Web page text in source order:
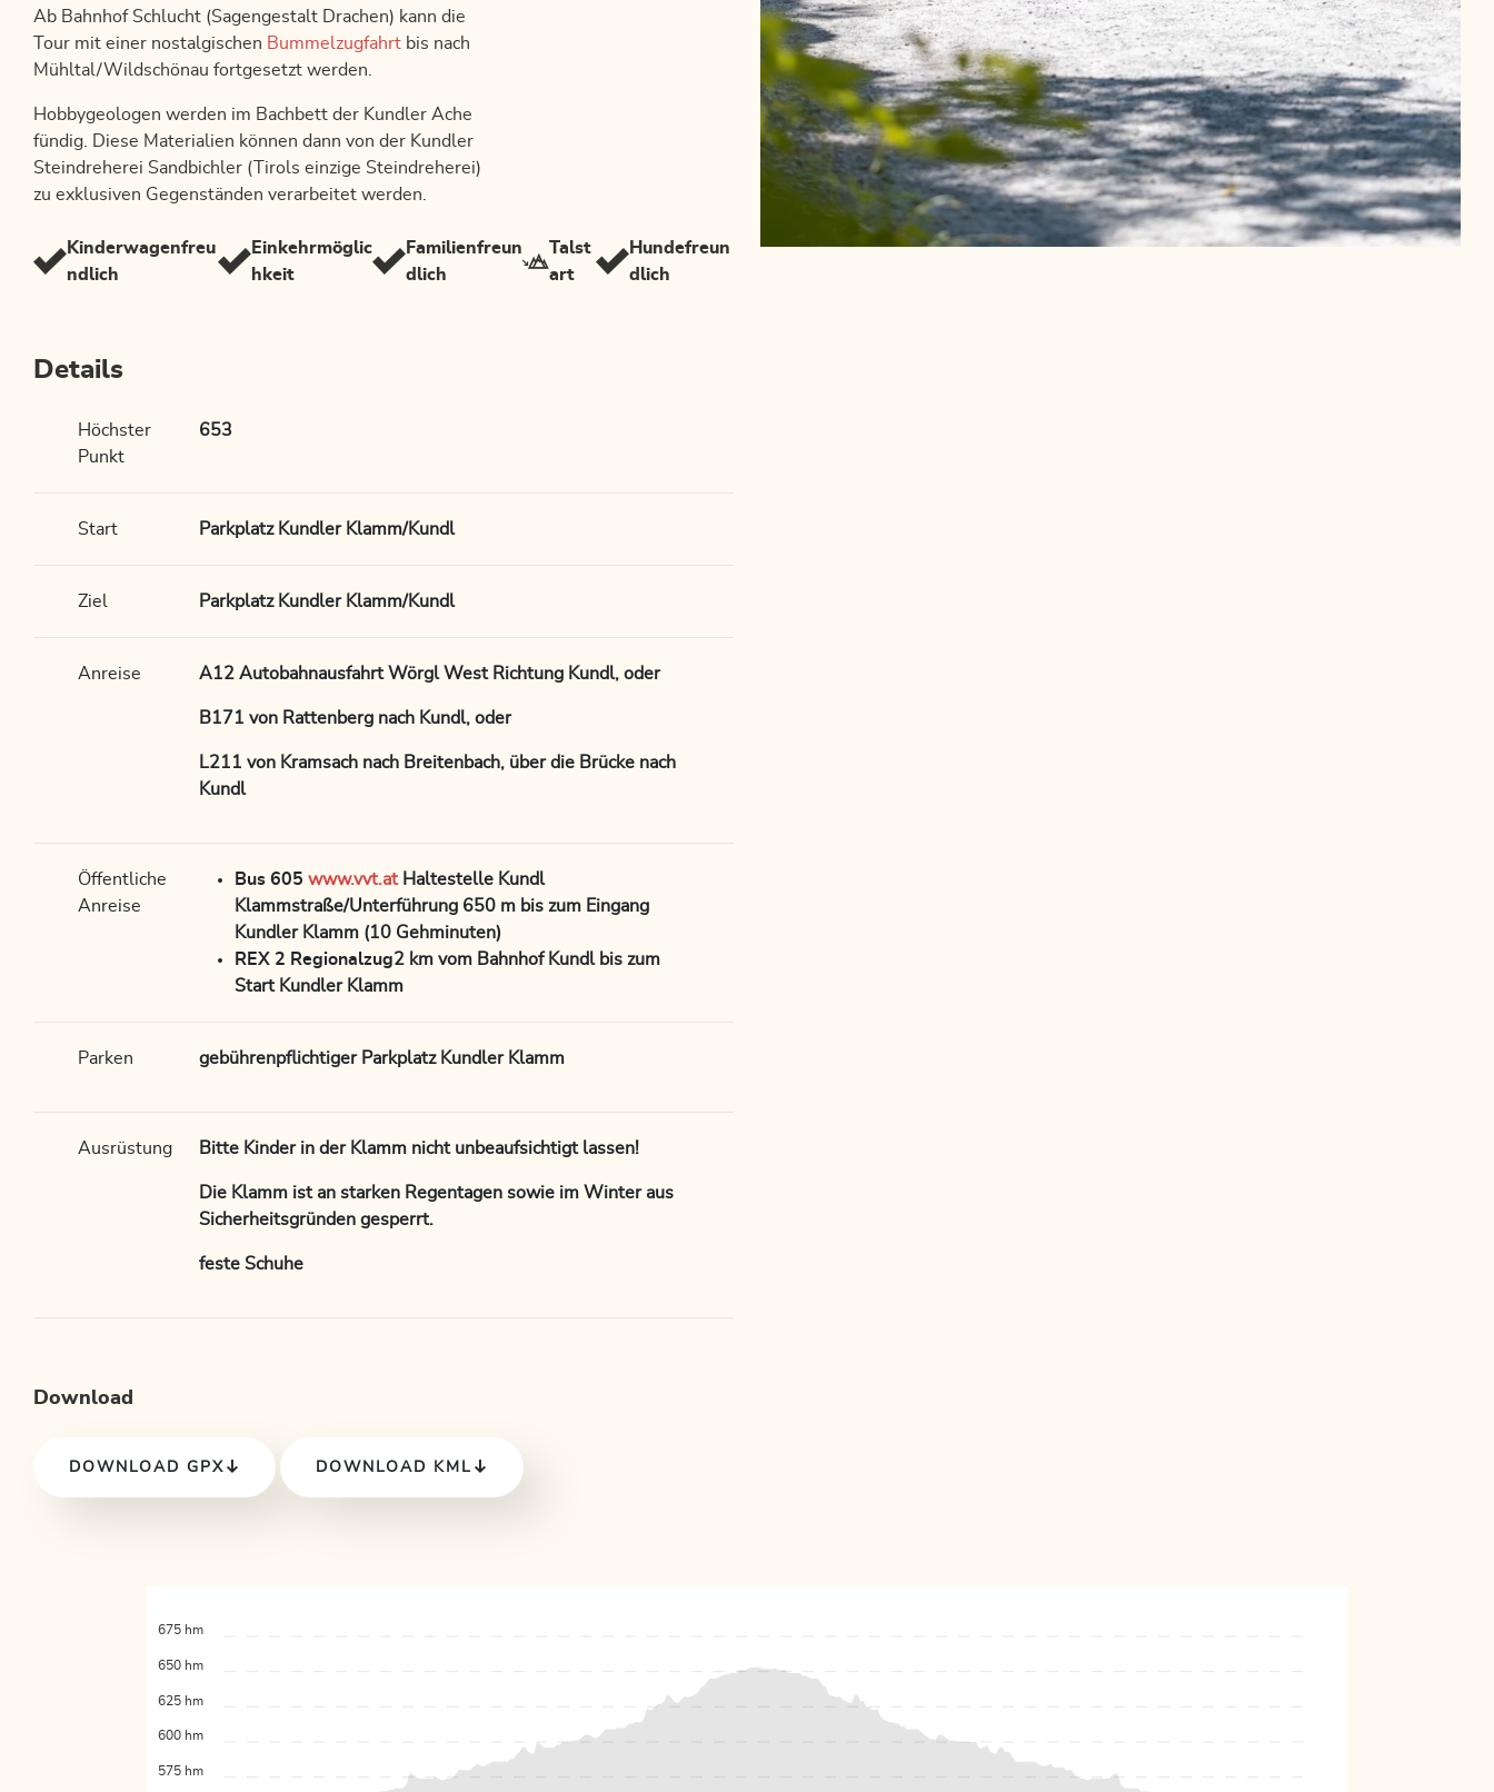
Ab Bahnhof Schlucht (Sagengestalt Drachen) kann die
Tour mit einer nostalgischen Bummelzugfahrt bis nach
Mühltal/Wildschönau fortgesetzt werden.
Hobbygeologen werden im Bachbett der Kundler Ache
fündig. Diese Materialien können dann von der Kundler
Steindreherei Sandbichler (Tirols einzige Steindreherei)
zu exklusiven Gegenständen verarbeitet werden.
Kinderwagenfreu
ndlich
Einkehrmöglic
hkeit
Familienfreun
dlich
Talst
art
Hundefreun
dlich
Details
Höchster
Punkt
653
Start Parkplatz Kundler Klamm/Kundl
Ziel Parkplatz Kundler Klamm/Kundl
Anreise A12 Autobahnausfahrt Wörgl West Richtung Kundl, oder
B171 von Rattenberg nach Kundl, oder
L211 von Kramsach nach Breitenbach, über die Brücke nach
Kundl
Öffentliche
Anreise
Bus 605 www.vvt.atHaltestelle Kundl
Klammstraße/Unterführung 650 m bis zum Eingang
Kundler Klamm (10 Gehminuten)
REX 2 Regionalzug2 km vom Bahnhof Kundl bis zum
Start Kundler Klamm
Parken gebührenpflichtiger Parkplatz Kundler Klamm
Ausrüstung Bitte Kinder in der Klamm nicht unbeaufsichtigt lassen!
Die Klamm ist an starken Regentagen sowie im Winter aus
Sicherheitsgründen gesperrt.
feste Schuhe
Download
DOWNLOAD GPX DOWNLOAD KML
575 hm
600 hm
625 hm
650 hm
675 hm